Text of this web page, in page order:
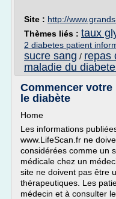
Site : http://
Thèmes liés : taux
2 diabetes patient
sucre sang / repas
maladie du
Commencer
le diabète
Home
Les informations
www.LifeScan.fr ne
considérées comme un
médicale chez un
site ne doivent pas être
thérapeutiques. Les
médecin et à consulter